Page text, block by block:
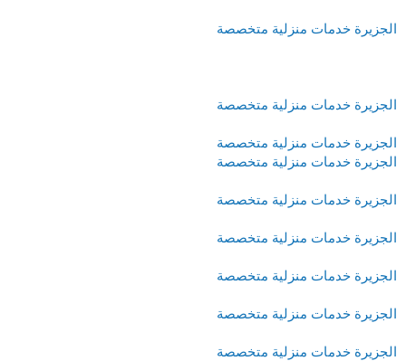
الجزيرة خدمات منزلية متخصصة
الجزيرة خدمات منزلية متخصصة
الجزيرة خدمات منزلية متخصصة
الجزيرة خدمات منزلية متخصصة
الجزيرة خدمات منزلية متخصصة
الجزيرة خدمات منزلية متخصصة
الجزيرة خدمات منزلية متخصصة
الجزيرة خدمات منزلية متخصصة
الجزيرة خدمات منزلية متخصصة